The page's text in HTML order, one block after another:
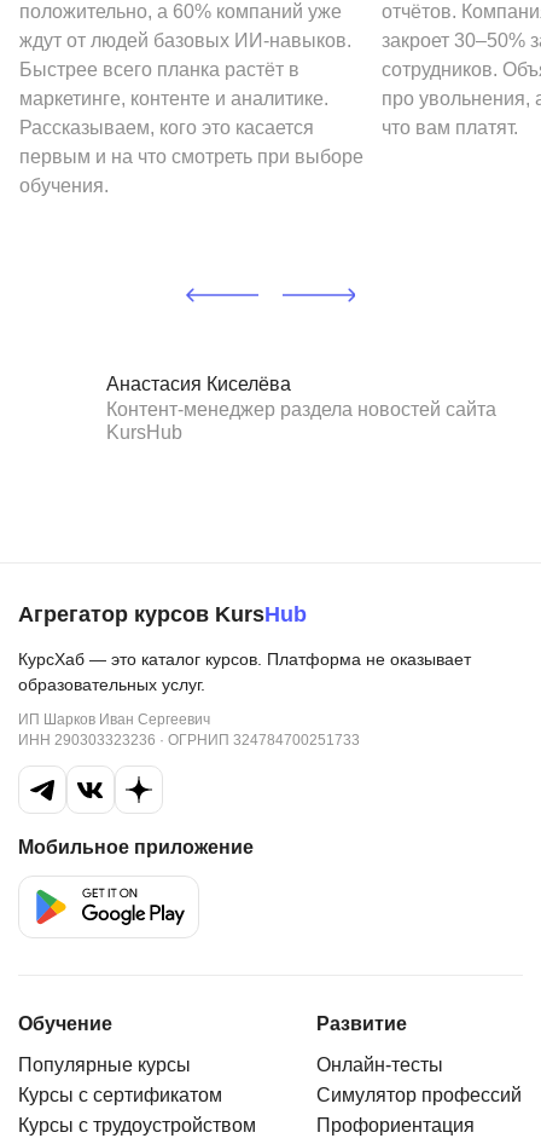
положительно, а 60% компаний уже
ждут от людей базовых ИИ-навыков.
Быстрее всего планка растёт в
маркетинге, контенте и аналитике.
Рассказываем, кого это касается
первым и на что смотреть при выборе
обучения.
отчётов.
закроет 30–50%
сотрудников.
про увольнения,
что вам платят.
Анастасия Киселёва
Контент-менеджер раздела новостей сайта
KursHub
Агрегатор курсов KursHub
КурсХаб — это каталог курсов. Платформа не оказывает
образовательных услуг.
ИП Шарков Иван Сергеевич
ИНН 290303323236 · ОГРНИП 324784700251733
Мобильное приложение
Обучение
Популярные курсы
Курсы с сертификатом
Курсы с трудоустройством
Развитие
Онлайн-тесты
Симулятор профессий
Профориентация